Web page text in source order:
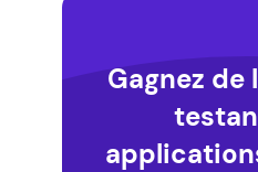
Gagnez de